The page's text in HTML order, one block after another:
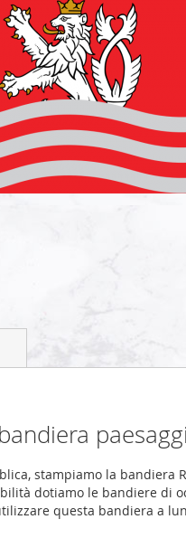
stampiamo la
dotiamo le bandiere
questa bandiera a